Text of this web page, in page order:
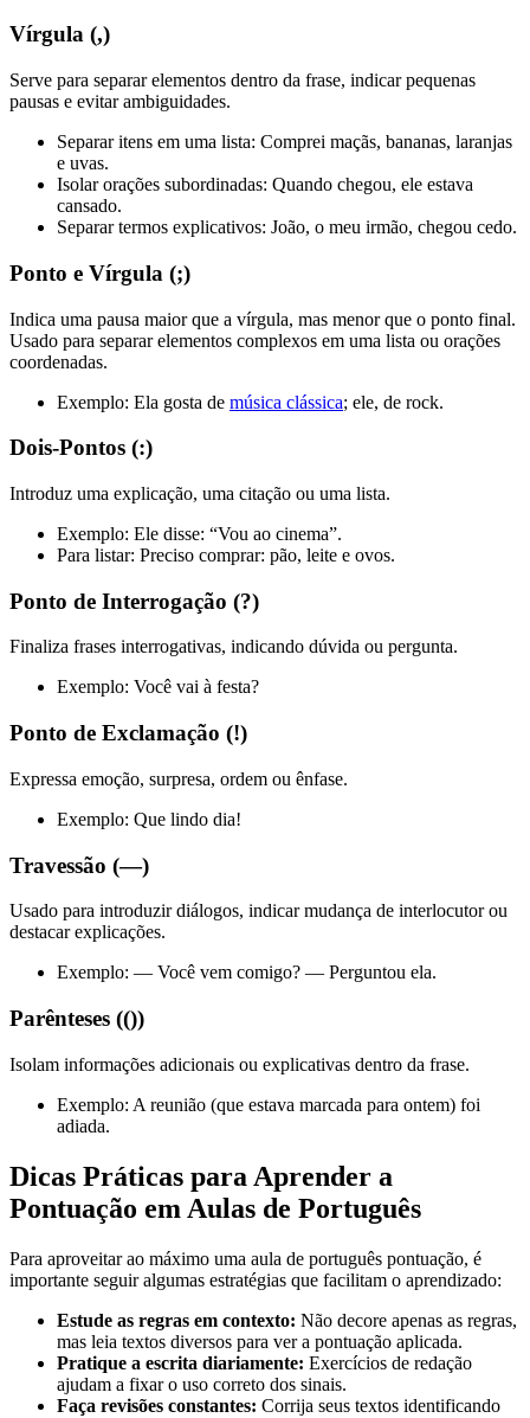
Vírgula (,)
Serve para separar elementos dentro da frase, indicar pequenas
pausas e evitar ambiguidades.
Separar itens em uma lista: Comprei maçãs, bananas, laranjas
e uvas.
Isolar orações subordinadas: Quando chegou, ele estava
cansado.
Separar termos explicativos: João, o meu irmão, chegou cedo.
Ponto e Vírgula (;)
Indica uma pausa maior que a vírgula, mas menor que o ponto final.
Usado para separar elementos complexos em uma lista ou orações
coordenadas.
Exemplo: Ela gosta de música clássica; ele, de rock.
Dois-Pontos (:)
Introduz uma explicação, uma citação ou uma lista.
Exemplo: Ele disse: “Vou ao cinema”.
Para listar: Preciso comprar: pão, leite e ovos.
Ponto de Interrogação (?)
Finaliza frases interrogativas, indicando dúvida ou pergunta.
Exemplo: Você vai à festa?
Ponto de Exclamação (!)
Expressa emoção, surpresa, ordem ou ênfase.
Exemplo: Que lindo dia!
Travessão (—)
Usado para introduzir diálogos, indicar mudança de interlocutor ou
destacar explicações.
Exemplo: — Você vem comigo? — Perguntou ela.
Parênteses (())
Isolam informações adicionais ou explicativas dentro da frase.
Exemplo: A reunião (que estava marcada para ontem) foi
adiada.
Dicas Práticas para Aprender a
Pontuação em Aulas de Português
Para aproveitar ao máximo uma aula de português pontuação, é
importante seguir algumas estratégias que facilitam o aprendizado:
Estude as regras em contexto: Não decore apenas as regras,
mas leia textos diversos para ver a pontuação aplicada.
Pratique a escrita diariamente: Exercícios de redação
ajudam a fixar o uso correto dos sinais.
Faça revisões constantes: Corrija seus textos identificando